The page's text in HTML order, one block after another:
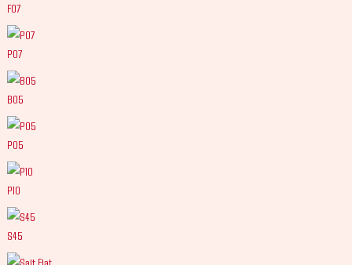
F07
P07
B05
P05
P10
S45